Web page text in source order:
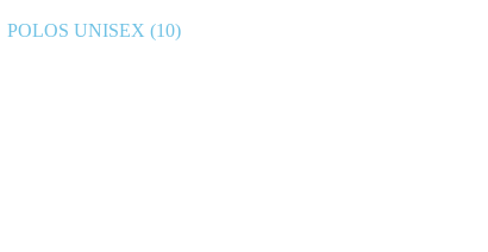
POLOS UNISEX (10)